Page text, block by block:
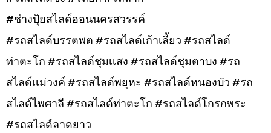
#ช่างปุ้ยสไลด์ออนนครสวรรค์
#รถสไลด์บรรตพต #รถสไลด์เก้าเลี้ยว #รถสไลด์
ท่าตะโก #รถสไลด์ชุมเเสง #รถสไลด์ชุมตาบง #รถ
สไลด์เเม่วงค์ #รถสไลด์พยุหะ #รถสไลด์หนองบัว #รถ
สไลด์ไพศาลี #รถสไลด์ท่าตะโก #รถสไลด์โกรกพระ
#รถสไลด์ลาดยาว